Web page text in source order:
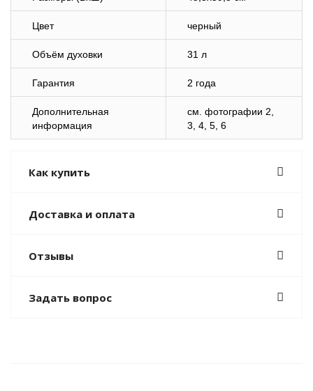
Цвет черный
Объём духовки 31 л
Гарантия 2 года
Дополнительная
информация
cм. фотографии 2,
3, 4, 5, 6
Как купить
Доставка и оплата
Отзывы
Задать вопрос